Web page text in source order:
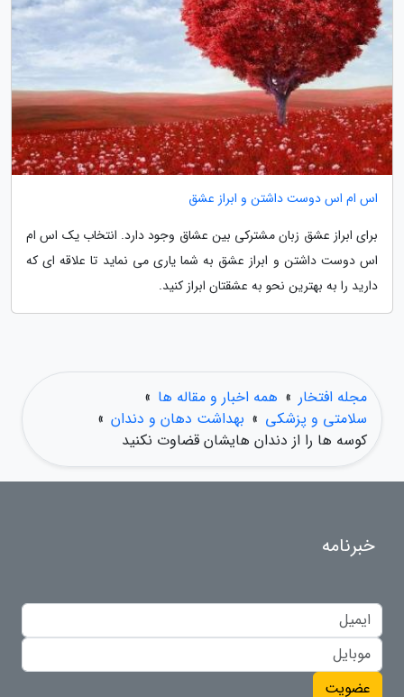
اس ام اس دوست داشتن و ابراز عشق
برای ابراز عشق زبان مشترکی بین عشاق وجود دارد. انتخاب یک اس ام
اس دوست داشتن و ابراز عشق به شما یاری می نماید تا علاقه ای که
دارید را به بهترین نحو به عشقتان ابراز کنید.
مجله افتخار » همه اخبار و مقاله ها »
سلامتی و پزشکی » بهداشت دهان و دندان »
کوسه ها را از دندان هایشان قضاوت نکنید
خبرنامه
عضویت